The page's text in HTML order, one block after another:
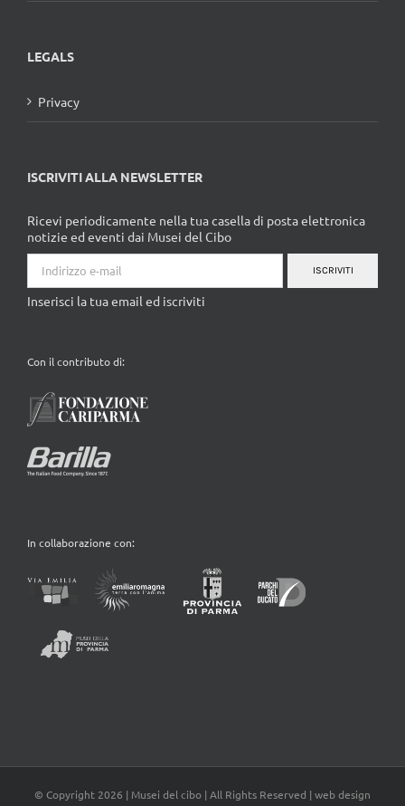
LEGALS
Privacy
ISCRIVITI ALLA NEWSLETTER
Ricevi periodicamente nella tua casella di posta elettronica
notizie ed eventi dai Musei del Cibo
ISCRIVITI
Inserisci la tua email ed iscriviti
Con il contributo di:
In collaborazione con:
© Copyright 2026 | Musei del cibo | All Rights Reserved | web design